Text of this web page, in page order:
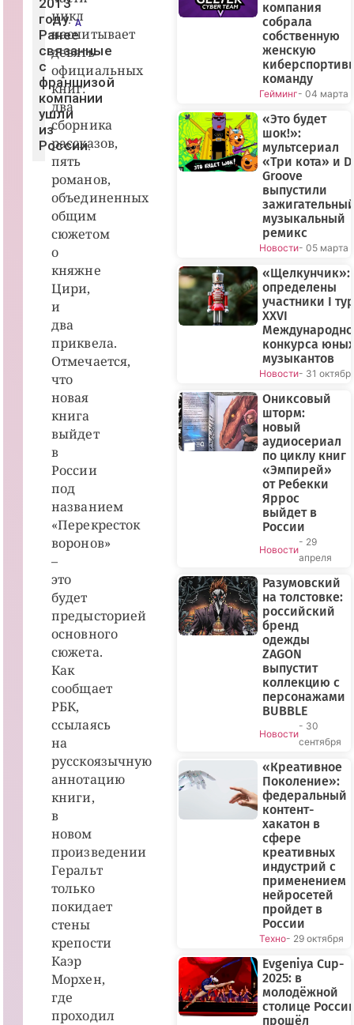
2013
году.
Ранее
связанные
с
франшизой
компании
ушли
из
России.
цикл
насчитывает
девять
официальных
книг:
два
сборника
рассказов,
пять
романов,
объединенных
общим
сюжетом
о
княжне
Цири,
и
два
приквела.
Отмечается,
что
новая
книга
выйдет
в
России
под
названием
«Перекресток
воронов»
–
это
будет
предысторией
основного
сюжета.
Как
сообщает
РБК,
ссылаясь
на
русскоязычную
аннотацию
книги,
в
новом
произведении
Геральт
только
покидает
стены
крепости
Каэр
Морхен,
где
проходил
А
компания
собрала
собственную
женскую
команду
Гейминг- 04 марта
«Это будет
шок!»:
мультсериал
«Три кота» и
Groove
выпустили
музыкальный
ремикс
Новости- 05 марта
«Щелкунчик»:
определены
участники I
XXVI
конкурса юных
музыкантов
Новости- 31
Ониксовый
шторм:
новый
аудиосериал
по циклу книг
«Эмпирей»
от Ребекки
Яррос
выйдет в
России
Новости
- 29
апреля
Разумовский
на толстовке:
российский
бренд
одежды
ZAGON
выпустит
коллекцию с
персонажами
BUBBLE
Новости
- 30
сентября
«Креативное
Поколение»:
федеральный
контент-
хакатон в
сфере
креативных
индустрий с
применением
нейросетей
пройдет в
России
Техно- 29 октября
Evgeniya Cup-
2025: в
молодёжной
столице
прошёл